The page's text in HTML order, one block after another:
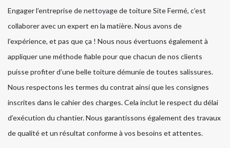
Engager l’entreprise de nettoyage de toiture Site Fermé, c’est
collaborer avec un expert en la matière. Nous avons de
l’expérience, et pas que ça ! Nous nous évertuons également à
appliquer une méthode fiable pour que chacun de nos clients
puisse profiter d’une belle toiture démunie de toutes salissures.
Nous respectons les termes du contrat ainsi que les consignes
inscrites dans le cahier des charges. Cela inclut le respect du délai
d’exécution du chantier. Nous garantissons également des travaux
de qualité et un résultat conforme à vos besoins et attentes.